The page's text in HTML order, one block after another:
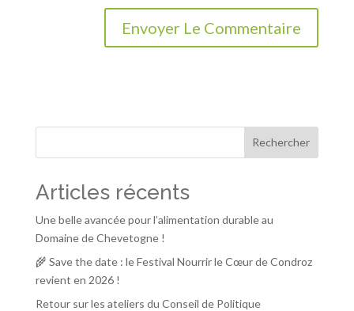
Rechercher
Articles récents
Une belle avancée pour l’alimentation durable au
Domaine de Chevetogne !
🌾 Save the date : le Festival Nourrir le Cœur de Condroz
revient en 2026 !
Retour sur les ateliers du Conseil de Politique